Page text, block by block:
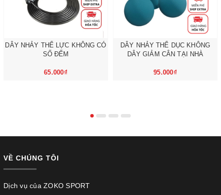
DÂY NHẢY THỂ LỰC KHÔNG CÓ
SỐ ĐẾM
65.000₫
DÂY NHẢY THỂ DỤC KHÔNG
DÂY GIẢM CÂN TẠI NHÀ
95.000₫
VỀ CHÚNG TÔI
Dịch vụ của ZOKO SPORT